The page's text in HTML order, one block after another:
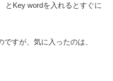
と Key wordを入れるとすぐに
すが、気に入ったのは、